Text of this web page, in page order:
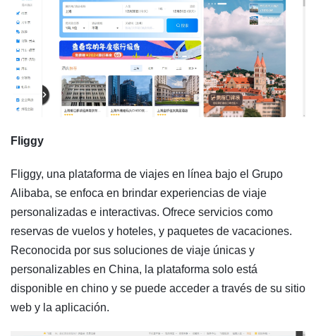
Fliggy
Fliggy, una plataforma de viajes en línea bajo el Grupo
Alibaba, se enfoca en brindar experiencias de viaje
personalizadas e interactivas. Ofrece servicios como
reservas de vuelos y hoteles, y paquetes de vacaciones.
Reconocida por sus soluciones de viaje únicas y
personalizables en China, la plataforma solo está
disponible en chino y se puede acceder a través de su sitio
web y la aplicación.